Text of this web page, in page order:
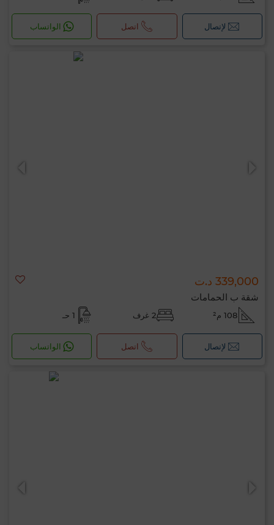
لإتصال اتصل الواتساب
339,000 د.ت
شقة ب الحمامات
108 م² 2 غرف 1 حـ
لإتصال اتصل الواتساب